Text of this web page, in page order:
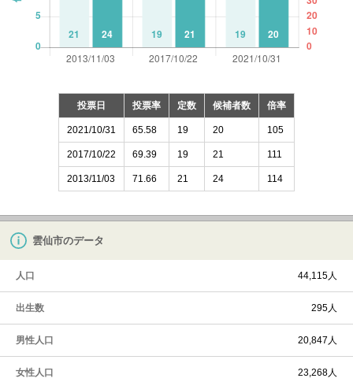
投票日 投票率 定数 候補者数 倍率
2021/10/31 65.58 19 20 105
2017/10/22 69.39 19 21 111
2013/11/03 71.66 21 24 114
雲仙市のデータ
人口 44,115人
出生数 295人
男性人口 20,847人
女性人口 23,268人